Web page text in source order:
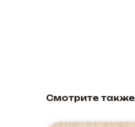
Смотрите также